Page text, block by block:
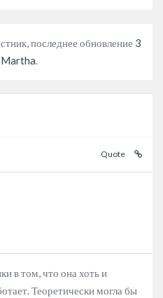
последнее обновление 3
Martha
Quote
в том, что она хоть и
Теоретически могла бы